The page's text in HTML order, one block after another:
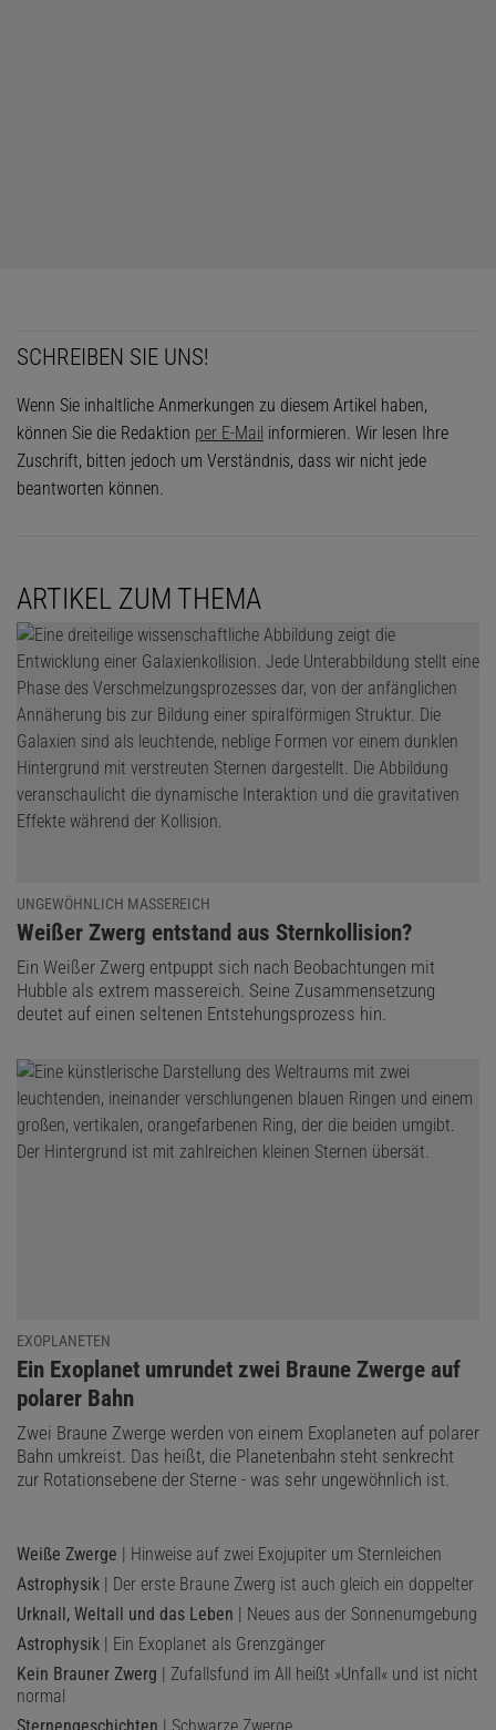
SCHREIBEN SIE UNS!
Wenn Sie inhaltliche Anmerkungen zu diesem Artikel haben,
können Sie die Redaktion per E-Mail informieren. Wir lesen Ihre
Zuschrift, bitten jedoch um Verständnis, dass wir nicht jede
beantworten können.
ARTIKEL ZUM THEMA
UNGEWÖHNLICH MASSEREICH
:
Weißer Zwerg entstand aus Sternkollision?
Ein Weißer Zwerg entpuppt sich nach Beobachtungen mit
Hubble als extrem massereich. Seine Zusammensetzung
deutet auf einen seltenen Entstehungsprozess hin.
EXOPLANETEN
:
Ein Exoplanet umrundet zwei Braune Zwerge auf
polarer Bahn
Zwei Braune Zwerge werden von einem Exoplaneten auf polarer
Bahn umkreist. Das heißt, die Planetenbahn steht senkrecht
zur Rotationsebene der Sterne - was sehr ungewöhnlich ist.
Weiße Zwerge | Hinweise auf zwei Exojupiter um Sternleichen
Astrophysik | Der erste Braune Zwerg ist auch gleich ein doppelter
Urknall, Weltall und das Leben | Neues aus der Sonnenumgebung
Astrophysik | Ein Exoplanet als Grenzgänger
Kein Brauner Zwerg | Zufallsfund im All heißt »Unfall« und ist nicht
normal